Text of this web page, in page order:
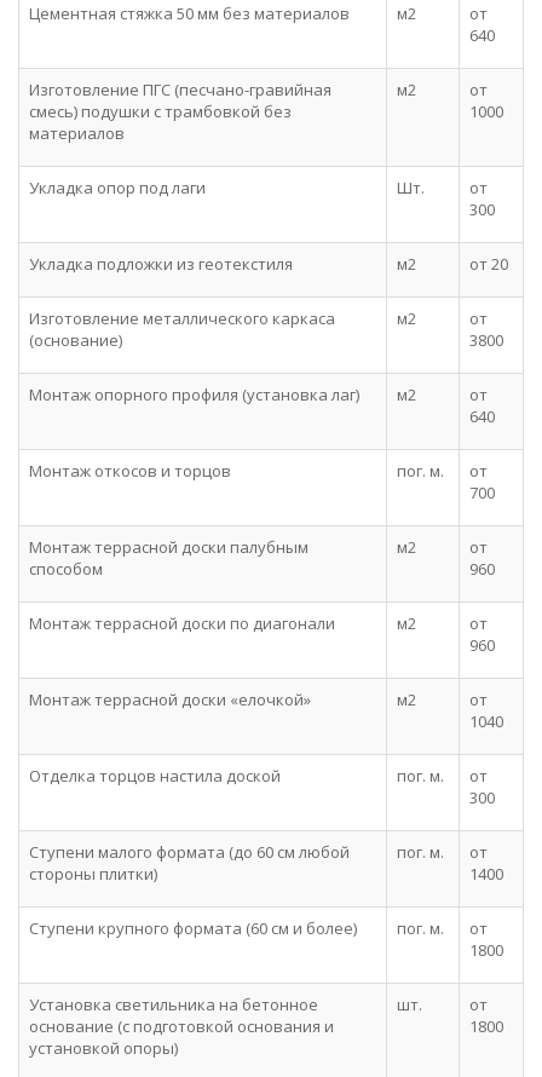
Цементная стяжка 50 мм без материалов м2
от
640
Изготовление ПГС (песчано-гравийная
смесь) подушки с трамбовкой без
материалов
м2
от
1000
Укладка опор под лаги Шт.
от
300
Укладка подложки из геотекстиля м2 от 20
Изготовление металлического каркаса
(основание)
м2
от
3800
Монтаж опорного профиля (установка лаг) м2
от
640
Монтаж откосов и торцов пог. м.
от
700
Монтаж террасной доски палубным
способом
м2
от
960
Монтаж террасной доски по диагонали м2
от
960
Монтаж террасной доски «елочкой» м2
от
1040
Отделка торцов настила доской пог. м.
от
300
Ступени малого формата (до 60 см любой
стороны плитки)
пог. м.
от
1400
Ступени крупного формата (60 см и более) пог. м.
от
1800
Установка светильника на бетонное
основание (с подготовкой основания и
установкой опоры)
шт.
от
1800